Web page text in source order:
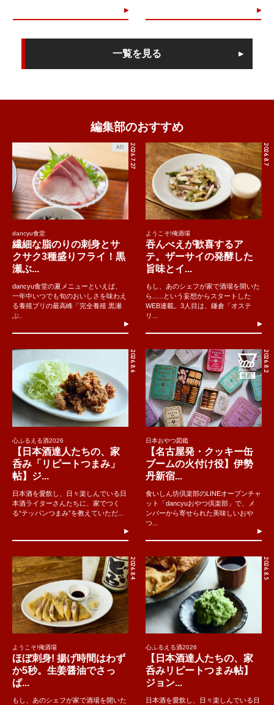
一覧を見る
編集部のおすすめ
2026.7.27
AD
dancyu食堂
繊細な脂のりの刺身とサ
クサク3種盛りフライ！黒
瀬ぶ...
dancyu食堂の夏メニューといえば、
一年中いつでも旬のおいしさを味わえ
る養殖ブリの最高峰「完全養殖 黒瀬
ぶ..
2026.8.7
ようこそ!俺酒場
吞んべえが歓喜するア
テ。ザーサイの発酵した
旨味とイ...
もし、あのシェフが家で酒場を開いた
ら......という妄想からスタートした
WEB連載。3人目は、鎌倉「オステ
リ...
2026.8.6
心ふるえる酒2026
【日本酒達人たちの、家
呑み「リピートつまみ」
帖】ジ...
日本酒を愛飲し、日々楽しんでいる日
本酒ライターさんたちに、家でつく
る“テッパンつまみ”を教えていただ...
2026.8.2
日本おやつ図鑑
【名古屋発・クッキー缶
ブームの火付け役】伊勢
丹新宿...
食いしん坊倶楽部のLINEオープンチャ
ット「dancyuおやつ倶楽部」で、メ
ンバーから寄せられた美味しいおや
つ...
2026.8.4
ようこそ!俺酒場
ほぼ刺身! 揚げ時間はわず
か5秒。生姜醤油でさっ
ぱ...
もし、あのシェフが家で酒場を開いた
2026.8.5
心ふるえる酒2026
【日本酒達人たちの、家
呑みリピートつまみ帖】
ジョン...
日本酒を愛飲し、日々楽しんでいる日